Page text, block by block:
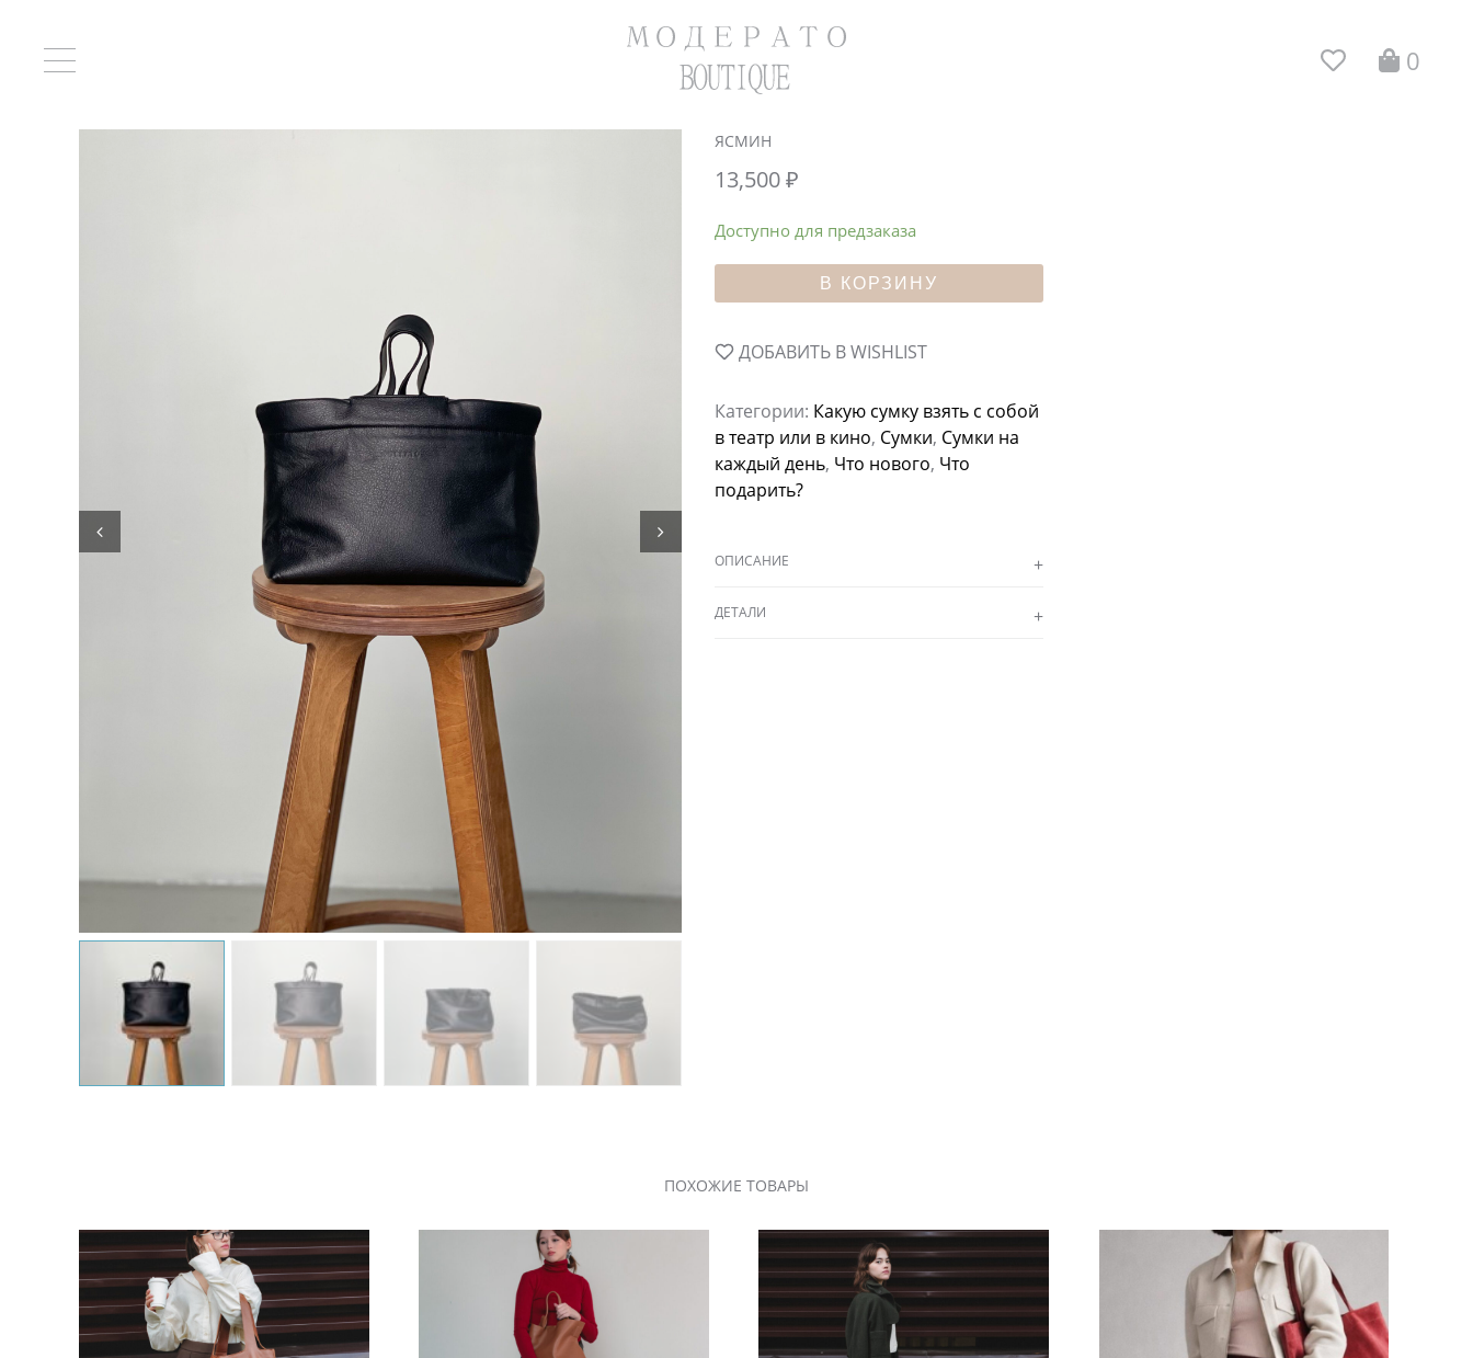
0
ЯСМИН
13,500₽
Доступно для предзаказа
В КОРЗИНУ
ДОБАВИТЬ В WISHLIST
Категории: Какую сумку взять с собой
в театр или в кино, Сумки, Сумки на
каждый день, Что нового, Что
подарить?
ОПИСАНИЕ
ДЕТАЛИ
ПОХОЖИЕ ТОВАРЫ